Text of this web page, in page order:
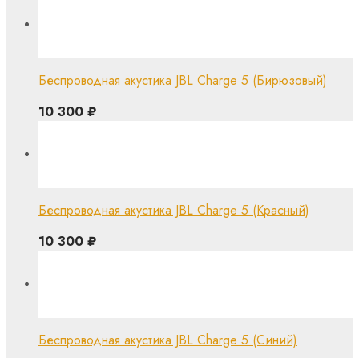
Беспроводная акустика JBL Charge 5 (Бирюзовый)
10 300 ₽
Беспроводная акустика JBL Charge 5 (Красный)
10 300 ₽
Беспроводная акустика JBL Charge 5 (Синий)